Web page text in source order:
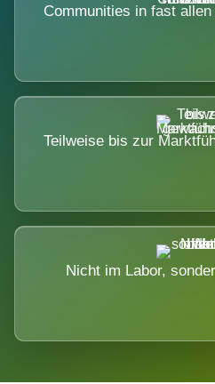
Communities in fast
Teilweise bis zur
Nicht im Labor,